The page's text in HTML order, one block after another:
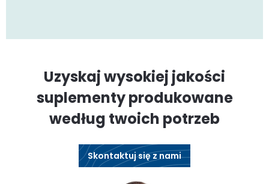
Uzyskaj wysokiej jakości
suplementy produkowane
według twoich potrzeb
Skontaktuj się z nami